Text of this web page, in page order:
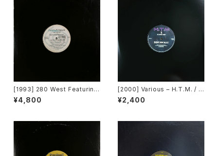
[1993] 280 West Featuring
Diamond Temple – Love's
Masquerade [Kaleidiasco
¥4,800
[2000] Various – H.T.M. / B
ack To The "Disco" ~私もD
iscoへ連れていって~ Reques
¥2,400